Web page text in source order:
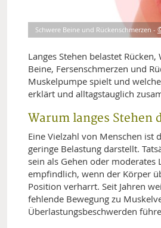
VITAMINE UND
WISSENSCHAFT UND
Schwere Beine und Rückenschmerzen -
Langes Stehen belastet
Beine, Fersenschmerzen und
Muskelpumpe spielt und
erklärt und alltagstauglich
Warum langes Stehen
Eine Vielzahl von Menschen ist
geringe Belastung darstellt.
sein als Gehen oder moderates
empfindlich, wenn der Körper
Position verharrt. Seit Jahren
fehlende Bewegung zu
Überlastungsbeschwerden